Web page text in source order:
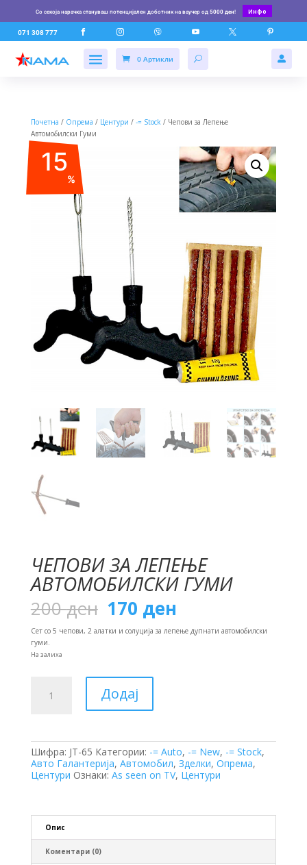
Со секоја нарачка стануваш потенцијален доботник на ваучер од 5000 ден! Инфо
071 308 777      
0 Артикли 
Почетна / Опрема / Центури / -= Stock/ Чепови за Лепење
Автомобилски Гуми
15
%
ЧЕПОВИ ЗА ЛЕПЕЊЕ
АВТОМОБИЛСКИ ГУМИ
200ден Original
price
was:
200 ден.
170 ден
is:170 ден.
Сет со 5 чепови, 2 алатки и солуција за лепење дупнати автомобилски
гуми.
На залиха
количина
Додај
Шифра: JT-65 Категории: -= Auto, -= New, -= Stock,
Авто Галантерија, Автомобил, Зделки, Опрема,
Центури Ознаки: As seen on TV, Центури
Опис
Коментари (0)